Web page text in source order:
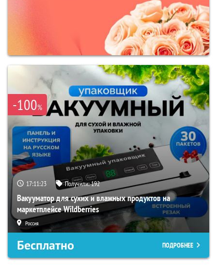
-100%
17:11:22 Получили:192
Вакууматор для сухих и влажных продуктов на
маркетплейсе Wildberries
Россия
Бесплатно ПОДРОБНЕЕ